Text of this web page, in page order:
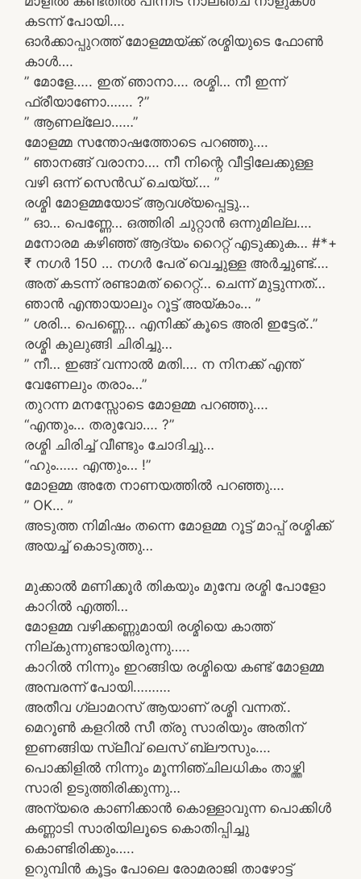
കടന്ന് പോയി….
ഓർക്കാപ്പുറത്ത് മോളമ്മയ്ക്ക് രശ്മിയുടെ ഫോൺ
കാൾ….
” മോളേ….. ഇത് ഞാനാ…. രശ്മി… നീ ഇന്ന്
ഫ്രീയാണോ……. ?”
” ആണല്ലോ……”
മോളമ്മ സന്തോഷത്തോടെ പറഞ്ഞു….
” ഞാനങ്ങ് വരാനാ…. നീ നിന്റെ വീട്ടിലേക്കുള്ള
വഴി ഒന്ന് സെൻഡ് ചെയ്യ്…. ”
രശ്മി മോളമ്മയോട് ആവശ്യപ്പെട്ടു…
” ഓ… പെണ്ണേ… ഒത്തിരി ചുറ്റാൻ ഒന്നുമില്ല….
മനോരമ കഴിഞ്ഞ് ആദ്യം റൈറ്റ് എടുക്കുക… #*+
₹ നഗർ 150 … നഗർ പേര് വെച്ചുള്ള അർച്ചുണ്ട്….
അത് കടന്ന് രണ്ടാമത് റൈറ്റ്… ചെന്ന് മുട്ടുന്നത്…
ഞാൻ എന്തായാലും റൂട്ട് അയ്കാം… ”
” ശരി… പെണ്ണെ… എനിക്ക് കൂടെ അരി ഇട്ടേര്..”
രശ്മി കുലുങ്ങി ചിരിച്ചു…
” നീ… ഇങ്ങ് വന്നാൽ മതി…. ന നിനക്ക് എന്ത്
വേണേലും തരാം…”
തുറന്ന മനസ്സോടെ മോളമ്മ പറഞ്ഞു….
“എന്തും… തരുവോ…. ?”
രശ്മി ചിരിച്ച് വീണ്ടും ചോദിച്ചു…
“ഹും…… എന്തും… !”
മോളമ്മ അതേ നാണയത്തിൽ പറഞ്ഞു….
” OK… ”
അടുത്ത നിമിഷം തന്നെ മോളമ്മ റൂട്ട് മാപ്പ് രശ്മിക്ക്
അയച്ച് കൊടുത്തു…
മുക്കാൽ മണിക്കൂർ തികയും മുമ്പേ രശ്മി പോളോ
കാറിൽ എത്തി…
മോളമ്മ വഴിക്കണ്ണുമായി രശ്മിയെ കാത്ത്
നില്കുന്നുണ്ടായിരുന്നു…..
കാറിൽ നിന്നും ഇറങ്ങിയ രശ്മിയെ കണ്ട് മോളമ്മ
അമ്പരന്ന് പോയി……….
അതീവ ഗ്ലാമറസ് ആയാണ് രശ്മി വന്നത്..
മെറൂൺ കളറിൽ സീ ത്രു സാരിയും അതിന്
ഇണങ്ങിയ സ്ലീവ് ലെസ് ബ്ലൗസും….
പൊക്കിളിൽ നിന്നും മൂന്നിഞ്ചിലധികം താഴ്ത്തി
സാരി ഉടുത്തിരിക്കുന്നു…
അന്യരെ കാണിക്കാൻ കൊള്ളാവുന്ന പൊക്കിൾ
കണ്ണാടി സാരിയിലൂടെ കൊതിപ്പിച്ചു
കൊണ്ടിരിക്കും…..
ഉറുമ്പിൻ കൂട്ടം പോലെ രോമരാജി താഴോട്ട്